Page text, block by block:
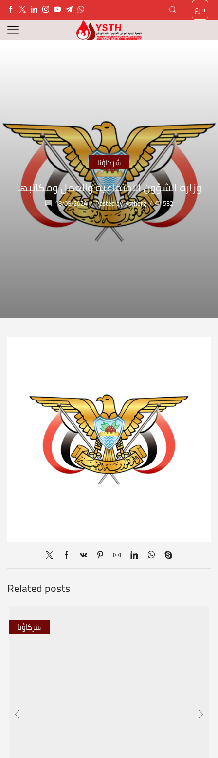
تبرع
شركاؤنا
وزارة الشؤون الاجتماعية والعمل ومكاتبها
18/08/2024 / Posted by ysthorg / 532
Related posts
شركاؤنا